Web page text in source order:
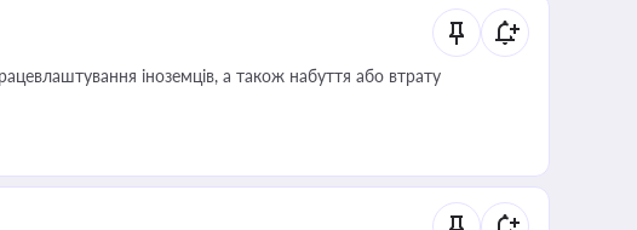
іноземців, а також набуття або втрату